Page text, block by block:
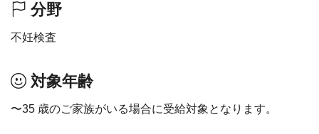
分野
不妊検査
対象年齢
〜35 歳のご家族がいる場合に受給対象となります。